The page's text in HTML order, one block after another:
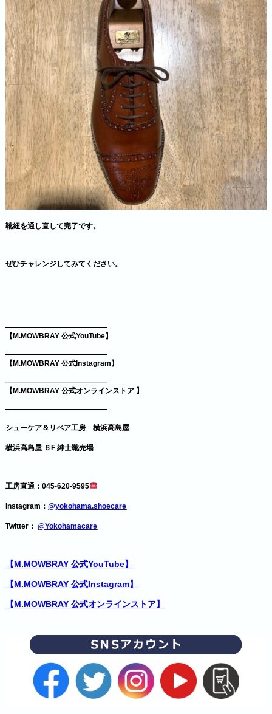
靴紐を通し直して完了です。
ぜひチャレンジしてみてください。
——————————————
【M.MOWBRAY 公式YouTube】
——————————————
【M.MOWBRAY 公式Instagram】
——————————————
【M.MOWBRAY 公式オンラインストア 】
——————————————
シューケア＆リペア工房 横浜高島屋
横浜高島屋 ６F 紳士靴売場
工房直通：045-620-9595
Instagram：@yokohama.shoecare
Twitter：@Yokohamacare
【M.MOWBRAY 公式YouTube】
【M.MOWBRAY 公式Instagram】
【M.MOWBRAY 公式オンラインストア】